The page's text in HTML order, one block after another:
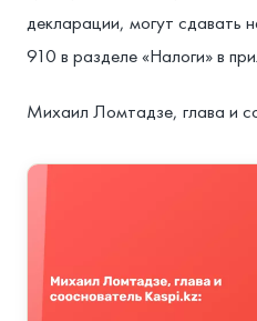
декларации, могут сдавать
910 в разделе «Налоги» в
Михаил Ломтадзе, глава и